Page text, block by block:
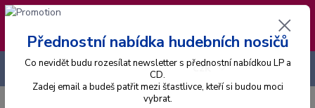
❣️ Od 4.8. do 13.8. čerpám dovolenou. Datum
expedice objednávek se posouvá na pátek
14.8.2026 🐋
CZK
+420 725 736 293
Přednostní nabídka hudebních nosičů
Co nevidět budu rozesílat newsletter s přednostní nabídkou LP a
CD.
Zadej email a budeš patřit mezi šťastlivce, kteří si budou moci
vybrat.